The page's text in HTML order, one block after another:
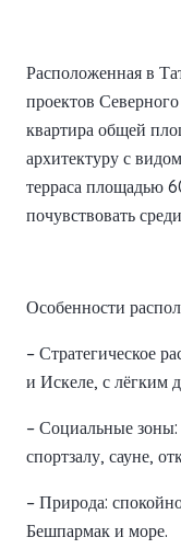
Расположенная в
проектов
квартира общей
архитектуру с
терраса площадью
почувствовать
Особенности
– Стратегическое
и Искеле, с лёгким
– Социальные
спортзалу, сауне,
– Природа:
Бешпармак и море.